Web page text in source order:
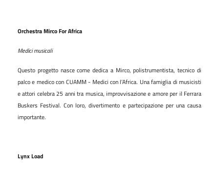
Orchestra Mirco For Africa
Medici musicali
Questo progetto nasce come dedica a Mirco, polistrumentista, tecnico di
palco e medico con CUAMM - Medici con l’Africa. Una famiglia di musicisti
e attori celebra 25 anni tra musica, improvvisazione e amore per il Ferrara
Buskers Festival. Con loro, divertimento e partecipazione per una causa
importante.
Lynx Load